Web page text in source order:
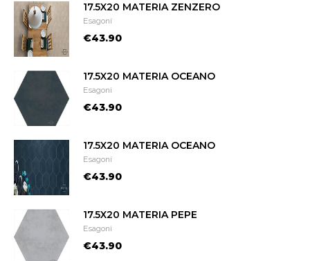
17.5X20 MATERIA ZENZERO
Esagoni
€43.90
17.5X20 MATERIA OCEANO
Esagoni
€43.90
17.5X20 MATERIA OCEANO
Esagoni
€43.90
17.5X20 MATERIA PEPE
Esagoni
€43.90